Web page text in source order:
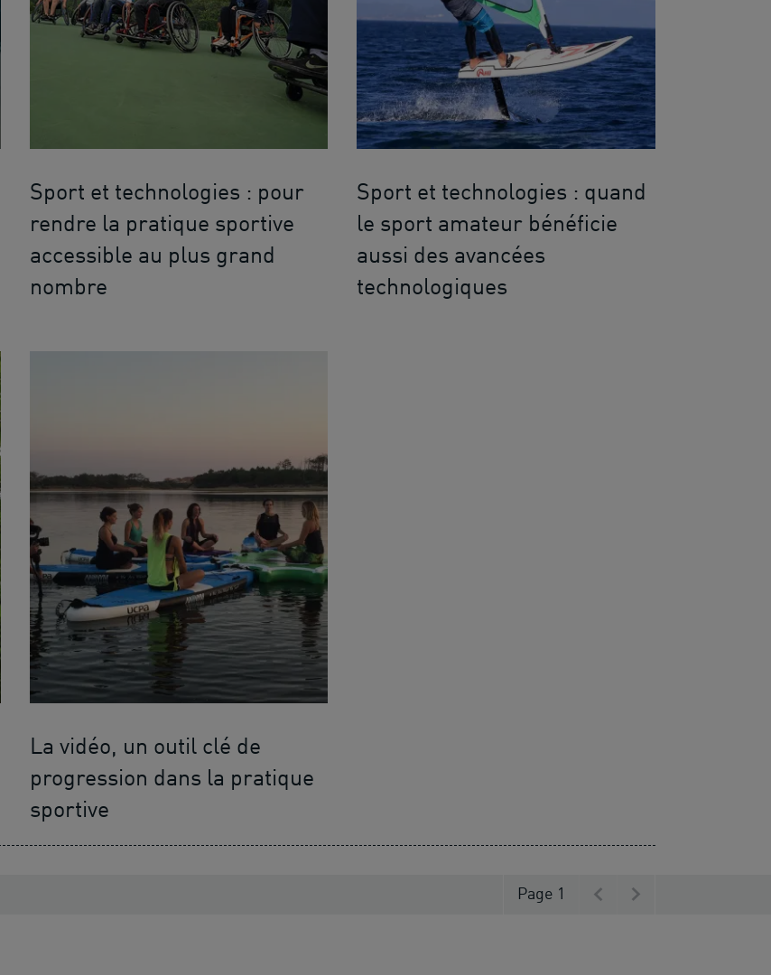
Sport et technologies : pour
rendre la pratique sportive
accessible au plus grand
nombre
Sport et technologies : quand
le sport amateur bénéficie
aussi des avancées
technologiques
La vidéo, un outil clé de
progression dans la pratique
sportive
Page 1